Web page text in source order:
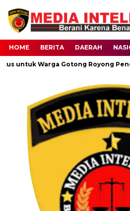
HOME BERITA DAERAH
untuk Warga Gotong Royong